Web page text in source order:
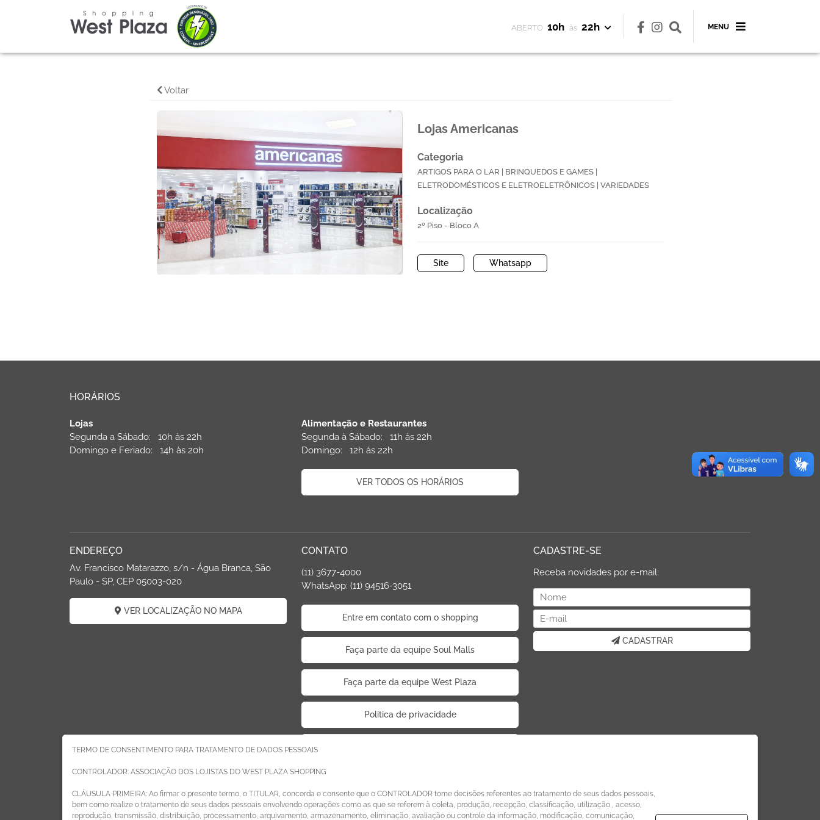
ABERTO 10h às 22h MENU
Voltar
Lojas Americanas
Categoria
ARTIGOS PARA O LAR | BRINQUEDOS E GAMES |
ELETRODOMÉSTICOS E ELETROELETRÔNICOS | VARIEDADES
Localização
2º Piso - Bloco A
Site Whatsapp
TERMO DE CONSENTIMENTO PARA TRATAMENTO DE DADOS PESSOAIS
CONTROLADOR: ASSOCIAÇÃO DOS LOJISTAS DO WEST PLAZA SHOPPING
CLÁUSULA PRIMEIRA: Ao firmar o presente termo, o TITULAR, concorda e consente que o CONTROLADOR tome decisões referentes ao tratamento de seus dados pessoais,
bem como realize o tratamento de seus dados pessoais envolvendo operações como as que se referem à coleta, produção, recepção, classificação, utilização , acesso,
reprodução, transmissão, distribuição, processamento, arquivamento, armazenamento, eliminação, avaliação ou controle da informação, modificação, comunicação,
HORÁRIOS
Lojas
Segunda a Sábado: 10h às 22h
Domingo e Feriado: 14h às 20h
Alimentação e Restaurantes
Segunda à Sábado: 11h às 22h
Domingo: 12h às 22h
VER TODOS OS HORÁRIOS
ENDEREÇO
Av. Francisco Matarazzo, s/n - Água Branca, São
Paulo - SP, CEP 05003-020
VER LOCALIZAÇÃO NO MAPA
CONTATO
(11) 3677-4000
WhatsApp: (11) 94516-3051
Entre em contato com o shopping
Faça parte da equipe Soul Malls
Faça parte da equipe West Plaza
Politica de privacidade
CADASTRE-SE
Receba novidades por e-mail:
CADASTRAR